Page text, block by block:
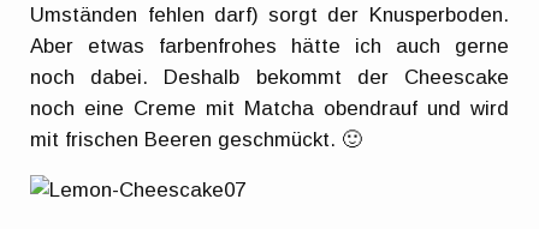
Umständen fehlen darf) sorgt der Knusperboden.
Aber etwas farbenfrohes hätte ich auch gerne
noch dabei. Deshalb bekommt der Cheescake
noch eine Creme mit Matcha obendrauf und wird
mit frischen Beeren geschmückt. 🙂